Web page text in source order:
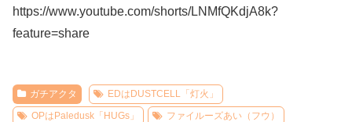
https://www.youtube.com/shorts/LNMfQKdjA8k?
feature=share
ガチアクタ
EDはDUSTCELL「灯火」
OPはPaledusk「HUGs」
ファイルーズあい（フウ）